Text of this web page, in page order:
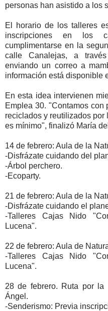
personas han asistido a los
El horario de los talleres
inscripciones en los
cumplimentarse en la
calle Canalejas, a
enviando un correo a
información está disponible
En esta idea intervienen
Emplea 30. "Contamos
reciclados y reutilizados
es mínimo", finalizó María
14 de febrero: Aula de la
-Disfrázate cuidando del
-Árbol perchero.
-Ecoparty.
21 de febrero: Aula de la
-Disfrázate cuidando el
-Talleres Cajas Nido
Lucena".
22 de febrero: Aula de
-Talleres Cajas Nido
Lucena".
28 de febrero. Ruta por
Ángel.
-Senderismo: Previa